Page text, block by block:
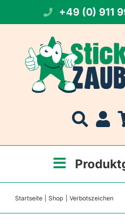
springen
+49 (0) 911
Startseite Shop Verbotszeichen